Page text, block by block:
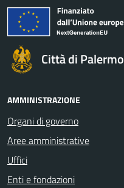
Città di Palermo
AMMINISTRAZIONE
Organi di governo
Aree amministrative
Uffici
Enti e fondazioni